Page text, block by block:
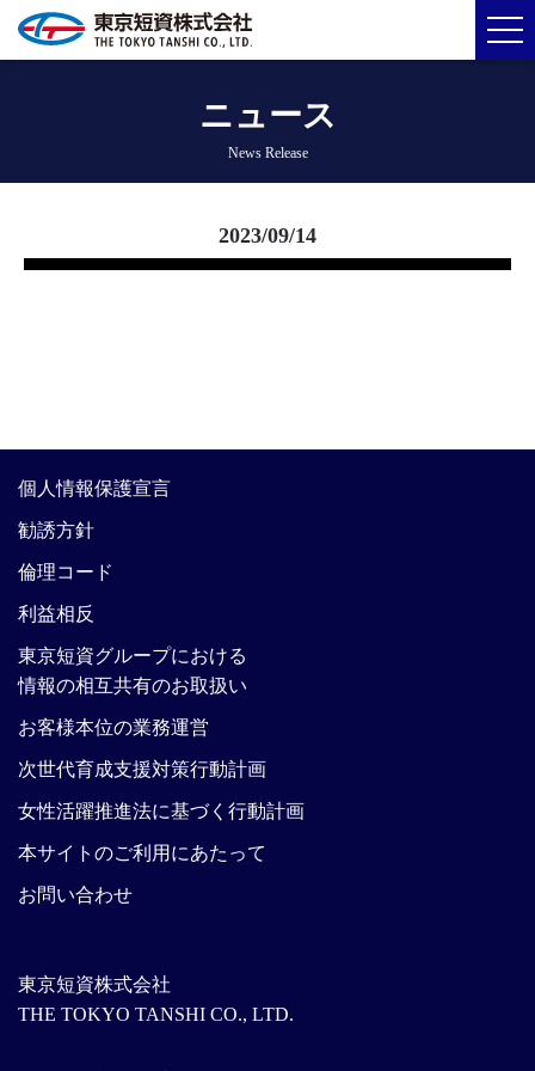
ニュース
News Release
2023/09/14
東京短資株式会社
THE TOKYO TANSHI CO., LTD.
個人情報保護宣言
勧誘方針
倫理コード
利益相反
東京短資グループにおける
情報の相互共有のお取扱い
お客様本位の業務運営
次世代育成支援対策行動計画
女性活躍推進法に基づく行動計画
本サイトのご利用にあたって
お問い合わせ